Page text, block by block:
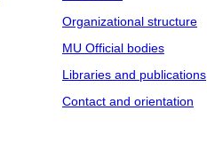
Organizational structure
MU Official bodies
Libraries and publications
Contact and orientation